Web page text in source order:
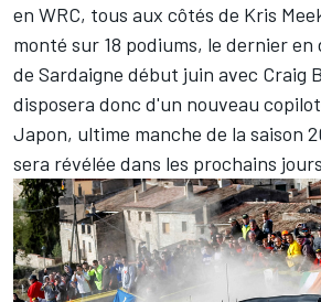
en WRC, tous aux côtés de Kris
monté sur 18 podiums, le dernier en
de Sardaigne début juin avec Craig
disposera donc d'un nouveau
Japon, ultime manche de la saison
sera révélée dans les prochains